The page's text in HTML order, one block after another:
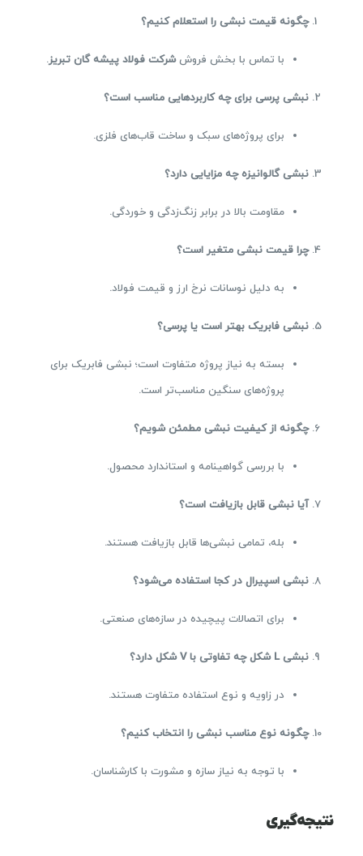
چگونه قیمت نبشی را استعلام کنیم؟
با تماس با بخش فروششرکت فولاد پیشه گان تبریز.
نبشی پرسی برای چه کاربردهایی مناسب است؟
برای پروژه‌های سبک و ساخت قاب‌های فلزی.
نبشی گالوانیزه چه مزایایی دارد؟
مقاومت بالا در برابر زنگ‌زدگی و خوردگی.
چرا قیمت نبشی متغیر است؟
به دلیل نوسانات نرخ ارز و قیمت فولاد.
نبشی فابریک بهتر است یا پرسی؟
بسته به نیاز پروژه متفاوت است؛ نبشی فابریک برای
پروژه‌های سنگین مناسب‌تر است.
چگونه از کیفیت نبشی مطمئن شویم؟
با بررسی گواهینامه و استاندارد محصول.
آیا نبشی قابل بازیافت است؟
بله، تمامی نبشی‌ها قابل بازیافت هستند.
نبشی اسپیرال در کجا استفاده می‌شود؟
برای اتصالات پیچیده در سازه‌های صنعتی.
نبشیL شکل چه تفاوتی باV شکل دارد؟
در زاویه و نوع استفاده متفاوت هستند.
چگونه نوع مناسب نبشی را انتخاب کنیم؟
با توجه به نیاز سازه و مشورت با کارشناسان.
نتیجه‌گیری